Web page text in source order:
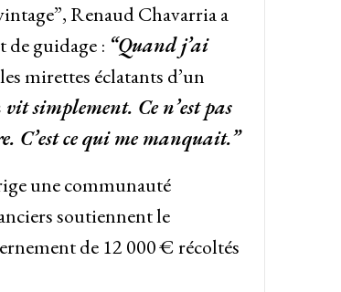
Renaud Chavarria a
de guidage : “Quand j’ai
mirettes éclatants d’un
simplement. Ce n’est pas
C’est ce qui me manquait.”
une communauté
soutiennent le
de 12 000 € récoltés